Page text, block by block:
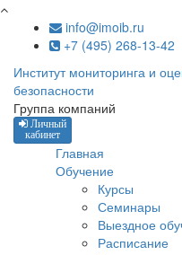
Перейти к основному
info@imoib.ru
+7 (495) 268-13-42
Институт мониторинга и
безопасности
Группа компаний
Личный
кабинет
Главная
Обучение
Курсы
Семинары
Выездное
Расписание